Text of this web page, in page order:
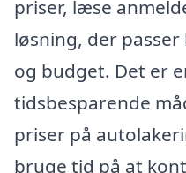
priser, læse
løsning, der
og budget. Det er
tidsbesparende
priser på
bruge tid på at